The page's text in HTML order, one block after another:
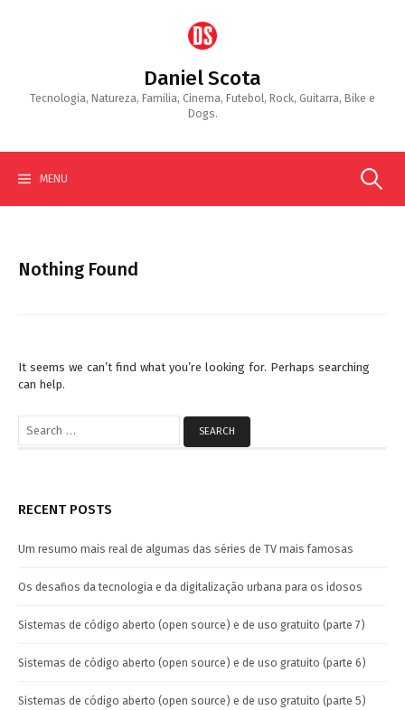
Daniel Scota
Tecnologia, Natureza, Familia, Cinema, Futebol, Rock, Guitarra, Bike e
Dogs.
MENU Search
Nothing Found
It seems we can’t find what you’re looking for. Perhaps searching
can help.
Search
for:
RECENT POSTS
Um resumo mais real de algumas das séries de TV mais famosas
Os desafios da tecnologia e da digitalização urbana para os idosos
Sistemas de código aberto (open source) e de uso gratuito (parte 7)
Sistemas de código aberto (open source) e de uso gratuito (parte 6)
Sistemas de código aberto (open source) e de uso gratuito (parte 5)